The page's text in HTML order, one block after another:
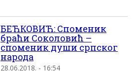
БЕЋКОВИЋ: Споменик
браћи Соколовић –
споменик души српског
народа
28.06.2018. - 16:54